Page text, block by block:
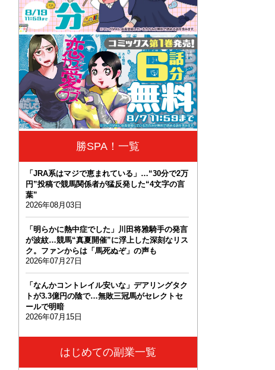
勝SPA！一覧
「JRA系はマジで恵まれている」…“30分で2万
円”投稿で競馬関係者が猛反発した“4文字の言
葉”
2026年08月03日
「明らかに熱中症でした」川田将雅騎手の発言
が波紋…競馬“真夏開催”に浮上した深刻なリス
ク。ファンからは「馬死ぬぞ」の声も
2026年07月27日
「なんかコントレイル安いな」デアリングタク
トが3.3億円の陰で…無敗三冠馬がセレクトセ
ールで明暗
2026年07月15日
はじめての副業一覧